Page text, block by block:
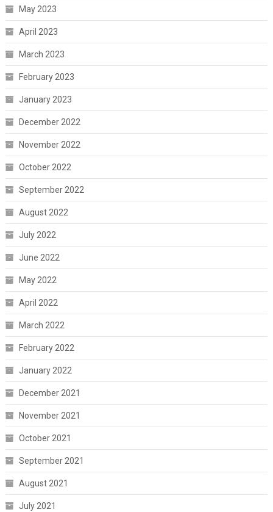
May 2023
April 2023
March 2023
February 2023
January 2023
December 2022
November 2022
October 2022
September 2022
August 2022
July 2022
June 2022
May 2022
April 2022
March 2022
February 2022
January 2022
December 2021
November 2021
October 2021
September 2021
August 2021
July 2021